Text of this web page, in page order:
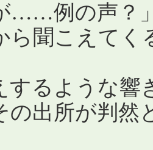
……例の声？
ら聞こえて
るような響
の出所が判然